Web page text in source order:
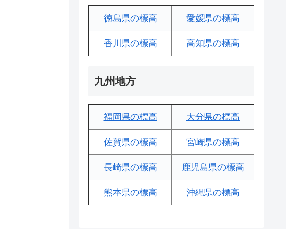
徳島県の標高 愛媛県の標高
香川県の標高 高知県の標高
九州地方
福岡県の標高 大分県の標高
佐賀県の標高 宮崎県の標高
長崎県の標高 鹿児島県の標高
熊本県の標高 沖縄県の標高